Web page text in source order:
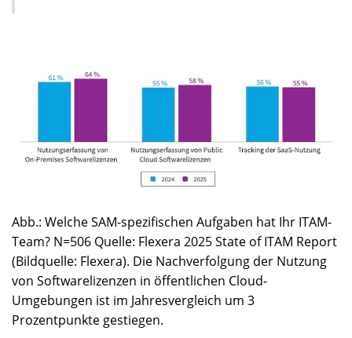
Abb.: Welche SAM-spezifischen Aufgaben hat Ihr ITAM-
Team? N=506 Quelle: Flexera 2025 State of ITAM Report
(Bildquelle: Flexera). Die Nachverfolgung der Nutzung
von Softwarelizenzen in öffentlichen Cloud-
Umgebungen ist im Jahresvergleich um 3
Prozentpunkte gestiegen.